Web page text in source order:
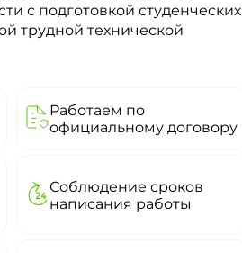
с подготовкой студенческих
трудной технической
Работаем по
официальному договору
Соблюдение сроков
написания работы